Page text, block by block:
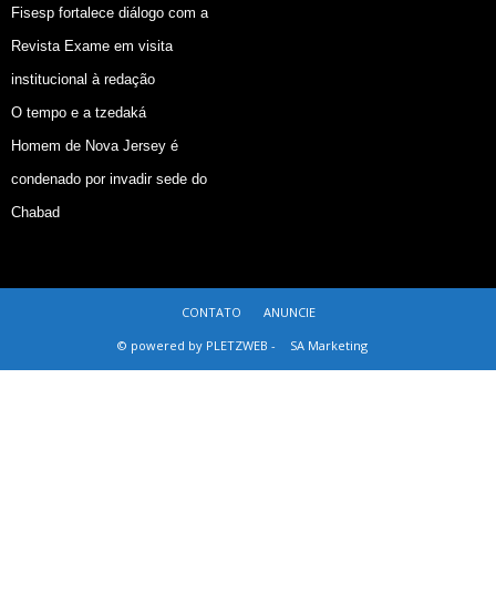
Fisesp fortalece diálogo com a
Revista Exame em visita
institucional à redação
O tempo e a tzedaká
Homem de Nova Jersey é
condenado por invadir sede do
Chabad
CONTATO
ANUNCIE
© powered by PLETZWEB -
SA Marketing